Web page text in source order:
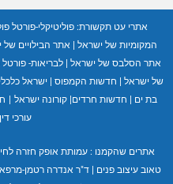
אתרי עט תקשורת:פוליטיקלי-פורטל
המקומיות של ישראל
אתר הבילויים של
אתר הסלבס של ישראל |לבריאות-
של ישראל
חדשות הקמפוס ישראל
בת ים
חדשות חרדים |קורונה ישראל
עורכי
אתרים שהקמנו :עמותת אופק חזרה
טאוב עיצוב פנים
ד"ר אנדרה רטמן-